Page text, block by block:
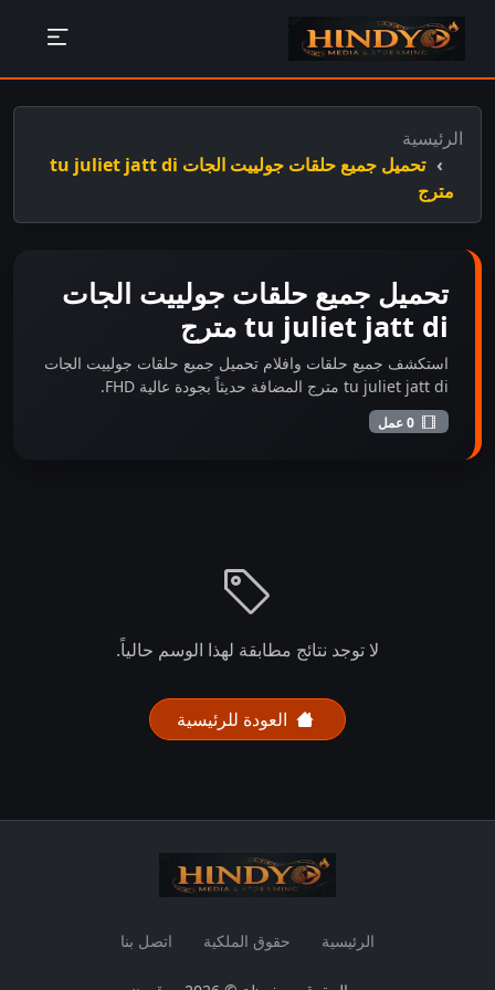
الرئيسية
تحميل جميع حلقات جولييت الجات tu juliet jatt di
مترج
تحميل جميع حلقات جولييت الجات
tu juliet jatt di مترج
استكشف جميع حلقات وافلام تحميل جميع حلقات جولييت الجات
tu juliet jatt di مترج المضافة حديثاً بجودة عالية FHD.
لا توجد نتائج مطابقة لهذا الوسم حالياً.
العودة للرئيسية
الرئيسية حقوق الملكية اتصل بنا